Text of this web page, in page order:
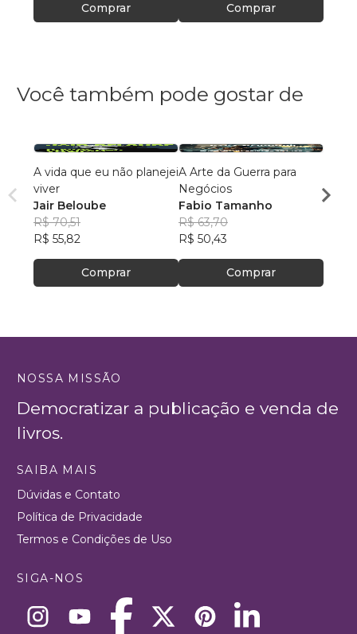
Comprar Comprar
Você também pode gostar de
A vida que eu não planejei
viver
Jair Beloube
R$ 70,51
R$ 55,82
Comprar
A Arte da Guerra para
Negócios
Fabio Tamanho
R$ 63,70
R$ 50,43
Comprar
Ellen
NOSSA MISSÃO
Democratizar a publicação e venda de
livros.
SAIBA MAIS
Dúvidas e Contato
Política de Privacidade
Termos e Condições de Uso
SIGA-NOS